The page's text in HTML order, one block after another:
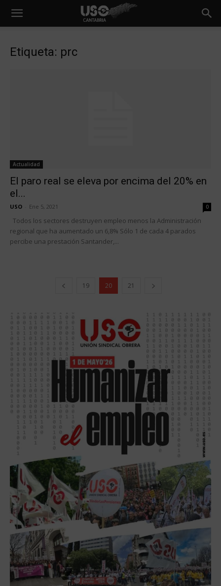
Etiqueta: prc
Actualidad
El paro real se eleva por encima del 20% en
el...
USO Ene 5, 2021 0
Todos los sectores destruyen empleo menos la Administración
regional que ha aumentado un 6,8% Sólo 1 de cada 4 parados
percibe una prestación Santander,...
19 20 21